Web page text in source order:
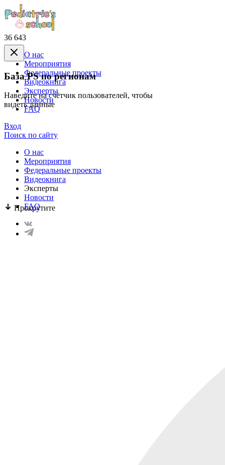
36 643
База PS по регионам
Наведите на счётчик пользователей, чтобы
видеть данные
Прокрутите
О нас
Mероприятия
Федеральные проекты
Видеокнига
Эксперты
Новости
FAQ
Вход
Поиск по сайту
О нас
Mероприятия
Федеральные проекты
Видеокнига
Эксперты
Новости
FAQ